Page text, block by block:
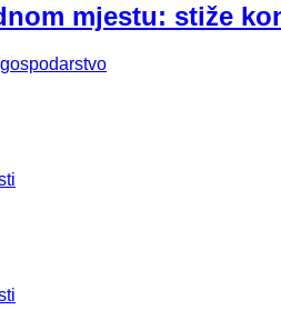
mjestu: stiže